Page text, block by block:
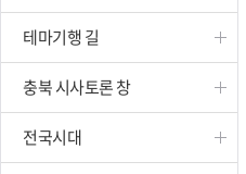
옥
테마기행 길
충북 시사토론 창
전국시대